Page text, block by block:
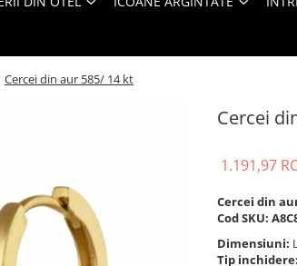
Cercei din aur 585/ 14 kt
Cercei
1.191,97
Cercei din
Cod SKU:
Dimensiuni:
Tip inchidere: